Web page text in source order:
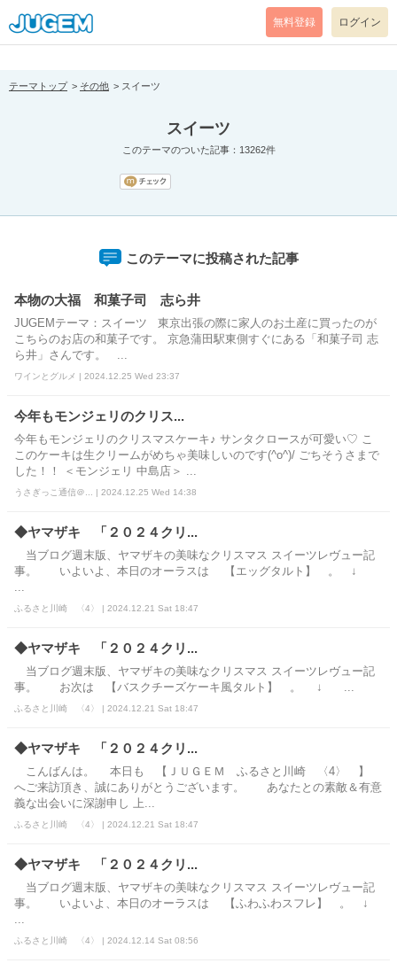
[pear_error: message="Success" code=0 mode=return level=notice
prefix="" info=""]
無料登録 ログイン
テーマトップ その他 スイーツ
スイーツ
このテーマのついた記事：13262件
このテーマに投稿された記事
本物の大福 和菓子司 志ら井
JUGEMテーマ：スイーツ 東京出張の際に家人のお土産に買ったのが
こちらのお店の和菓子です。 京急蒲田駅東側すぐにある「和菓子司 志
ら井」さんです。 ...
ワインとグルメ | 2024.12.25 Wed 23:37
今年もモンジェリのクリス...
今年もモンジェリのクリスマスケーキ♪ サンタクロースが可愛い♡ こ
このケーキは生クリームがめちゃ美味しいのです(^o^)/ ごちそうさまで
した！！ ＜モンジェリ 中島店＞ ...
うさぎっこ通信＠... | 2024.12.25 Wed 14:38
◆ヤマザキ 「２０２４クリ...
当ブログ週末版、ヤマザキの美味なクリスマス スイーツレヴュー記
事。 いよいよ、本日のオーラスは 【エッグタルト】 。 ↓
ふるさと川崎 〈4〉 | 2024.12.21 Sat 18:47
◆ヤマザキ 「２０２４クリ...
当ブログ週末版、ヤマザキの美味なクリスマス スイーツレヴュー記
事。 お次は 【バスクチーズケーキ風タルト】 。 ↓ ...
ふるさと川崎 〈4〉 | 2024.12.21 Sat 18:47
◆ヤマザキ 「２０２４クリ...
こんばんは。 本日も 【ＪＵＧＥＭ ふるさと川崎 〈4〉 】
へご来訪頂き、誠にありがとうございます。 あなたとの素敵＆有意
義な出会いに深謝申し 上...
ふるさと川崎 〈4〉 | 2024.12.21 Sat 18:47
◆ヤマザキ 「２０２４クリ...
当ブログ週末版、ヤマザキの美味なクリスマス スイーツレヴュー記
事。 いよいよ、本日のオーラスは 【ふわふわスフレ】 。 ↓
ふるさと川崎 〈4〉 | 2024.12.14 Sat 08:56